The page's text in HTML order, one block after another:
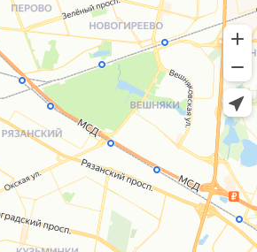
help@upakovali.online